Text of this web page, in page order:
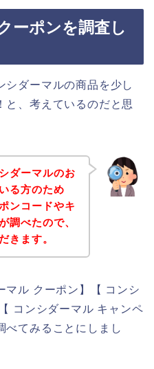
ーポンを調査し
シダーマルの商品を少し
と、考えているのだと思
ダーマルのお
る方のため
ンコードやキ
調べたので、
きます。
マル クーポン】【 コンシ
コンシダーマル キャンペ
べてみることにしまし